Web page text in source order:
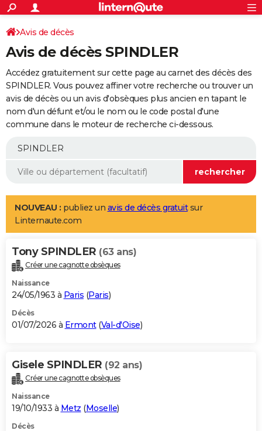
ACTUALITÉS
Politique
Société
Faits Divers
Education
Monde
Villes
+
SPORT
Coupe du monde 2026
Football
Tennis
Cyclisme
Rugby
Forum
Programme TV
TNT
Streaming
Cinéma
Sorties cinéma
Musique
+
FINANCE
Retraite
Epargne
Immobilier
Risques naturels par ville
Banque
Assurance
AUTO
Essais
Réserver un essai
Citadines
Berlines
SUV
Forum auto
+
Mobiles
Meilleur smartphone
Internet
Ordinateurs
Jeux vidéo
Guide high-tech
Aménagement intérieur
LIFESTYLE
Art de vivre
Bien-être
Loisirs
Mode
Modes de vie
Alimentation
Guide de la santé
Maladies
Médicaments
Sommeil
VOYAGE
Destinations
City break
Voyage nature
Voyage de noces
Forum
Climat
+PHOTO
GUIDES D'ACHAT
BONS PLANS
Carte de Noël
Carte Bonne année
Carte Saint-Valentin
Carte Pâques
Carte d'anniversaire
DICTIONNAIRE
Dictionnaire
Biographies
Citations
Expressions
Proverbes
PROGRAMME TV
Avis de décès
Avis de décès SPINDLER
Accédez gratuitement sur cette page au carnet des décès des
SPINDLER. Vous pouvez affiner votre recherche ou trouver un
avis de décès ou un avis d'obsèques plus ancien en tapant le
nom d'un défunt et/ou le nom ou le code postal d'une
commune dans le moteur de recherche ci-dessous.
NOUVEAU : publiez un avis de décès gratuitsur
Linternaute.com
Tony SPINDLER (63 ans)
Créer une cagnotte obsèques
Naissance
24/05/1963 à Paris (Paris)
Décès
01/07/2026 à Ermont(Val-d'Oise)
Gisele SPINDLER (92 ans)
Créer une cagnotte obsèques
Naissance
19/10/1933 à Metz (Moselle)
Décès